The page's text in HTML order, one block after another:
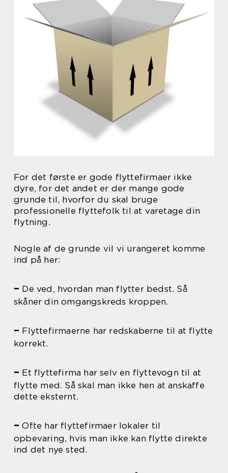
For det første er gode flyttefirmaer ikke
dyre, for det andet er der mange gode
grunde til, hvorfor du skal bruge
professionelle flyttefolk til at varetage din
flytning.
Nogle af de grunde vil vi urangeret komme
ind på her:
– De ved, hvordan man flytter bedst. Så
skåner din omgangskreds kroppen.
– Flyttefirmaerne har redskaberne til at flytte
korrekt.
– Et flyttefirma har selv en flyttevogn til at
flytte med. Så skal man ikke hen at anskaffe
dette eksternt.
– Ofte har flyttefirmaer lokaler til
opbevaring, hvis man ikke kan flytte direkte
ind det nye sted.